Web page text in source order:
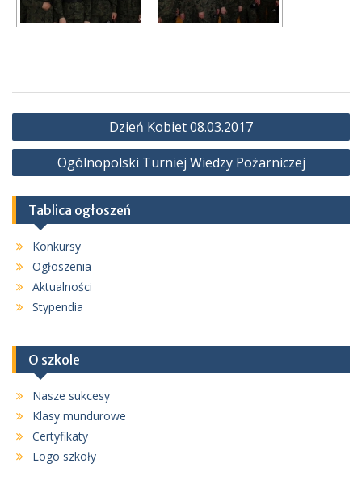
Nawigacja
wpisu
Dzień Kobiet 08.03.2017
Ogólnopolski Turniej Wiedzy Pożarniczej
Tablica ogłoszeń
Konkursy
Ogłoszenia
Aktualności
Stypendia
O szkole
Nasze sukcesy
Klasy mundurowe
Certyfikaty
Logo szkoły